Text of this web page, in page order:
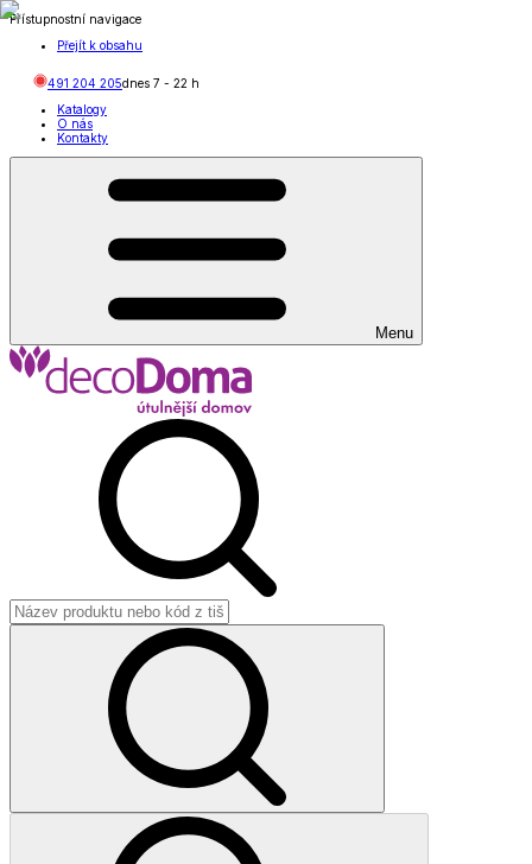
Přístupnostní navigace
Přejít k obsahu
491 204 205dnes 7 - 22 h
Katalogy
O nás
Kontakty
Menu